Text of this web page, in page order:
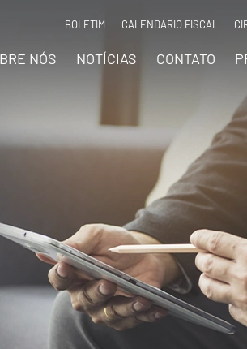
BOLETIM CALENDÁRIO FISCAL
NÓS NOTÍCIAS CONTATO